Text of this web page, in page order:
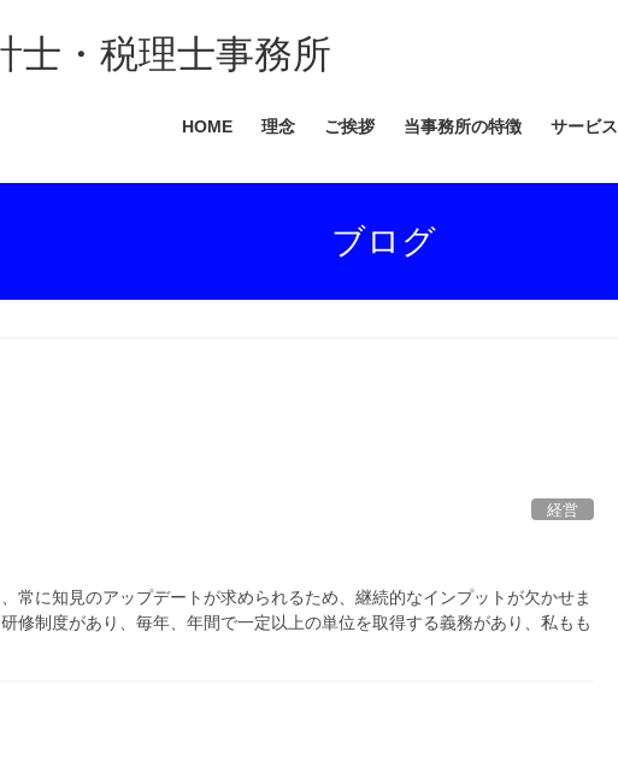
士・税理士事務所
HOME 理念 ご挨拶 当事務所の特徴 サービス
ブログ
経営
常に知見のアップデートが求められるため、継続的なインプットが欠かせま
修制度があり、毎年、年間で一定以上の単位を取得する義務があり、私もも